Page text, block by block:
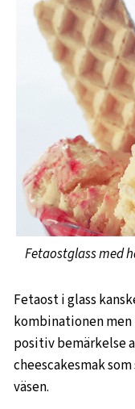
Fetaostglass med
Fetaost i glass
kombinationen men
positiv bemärkelse
cheescakesmak
väsen.